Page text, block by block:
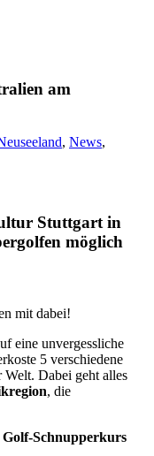
am
, News,
Stuttgart in
möglich
mit dabei!
eine unvergessliche
5 verschiedene
Welt. Dabei geht alles
, die
Golf-Schnupperkurs